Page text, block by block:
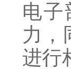
电
力，
进行